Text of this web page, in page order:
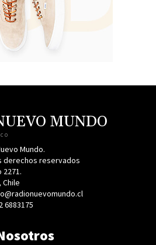
MUNDO
Mundo.
derechos reservados
2271.
Chile
6883175